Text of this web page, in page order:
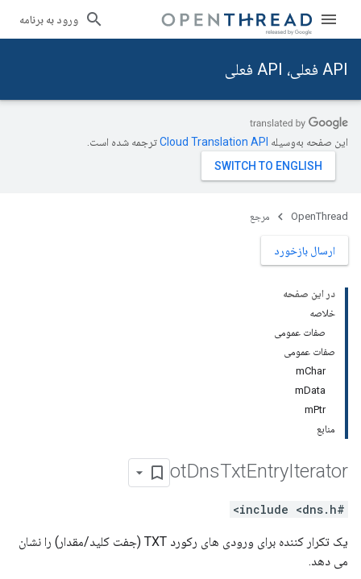
ورود به برنامه
API فعلی، API فعلی
این صفحه به‌وسیله ترجمه شده است.
OpenThread مرجع
ارسال بازخورد
در این صفحه
خلاصه
صفات عمومی
صفات عمومی
mChar
mData
mPtr
منابع
otDnsTxtEntryIterator
#include <dns.h>
یک تکرار کننده برای ورودی های رکورد TXT (جفت کلید/مقدار) را نشان
می دهد.